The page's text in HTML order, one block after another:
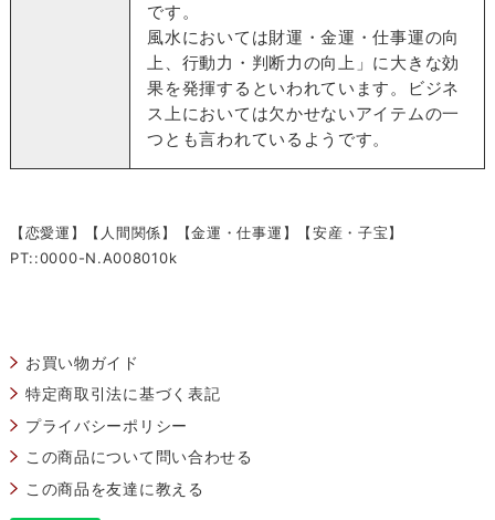
です。
風水においては財運・金運・仕事運の向
上、行動力・判断力の向上」に大きな効
果を発揮するといわれています。ビジネ
ス上においては欠かせないアイテムの一
つとも言われているようです。
【恋愛運】【人間関係】【金運・仕事運】【安産・子宝】
PT::0000-N.A008010k
お買い物ガイド
特定商取引法に基づく表記
プライバシーポリシー
この商品について問い合わせる
この商品を友達に教える